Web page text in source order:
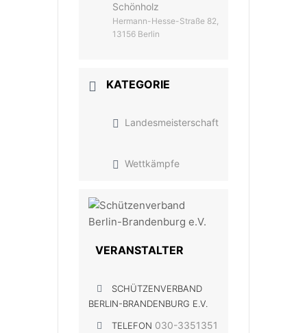
Schönholz
Hermann-Hesse-Straße 82,
13156 Berlin
KATEGORIE
Landesmeisterschaft
Wettkämpfe
VERANSTALTER
SCHÜTZENVERBAND
BERLIN-BRANDENBURG E.V.
TELEFON 030-3351351